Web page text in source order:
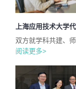
上海应用技术大学
双方就学科共建、
阅读更多>